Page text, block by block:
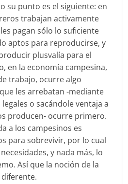
su punto es el siguiente: en
trabajan activamente
pagan sólo lo suficiente
aptos para reproducirse, y
plusvalía para el
en la economía campesina,
trabajo, ocurre algo
les arrebatan -mediante
o sacándole ventaja a
producen- ocurre primero.
a los campesinos es
para sobrevivir, por lo cual
y nada más, lo
Así que la noción de la